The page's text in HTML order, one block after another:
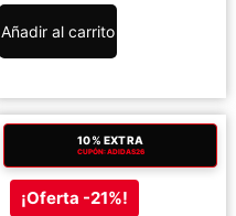
Añadir al carrito
10% EXTRA
CUPÓN: ADIDAS26
¡Oferta -21%!